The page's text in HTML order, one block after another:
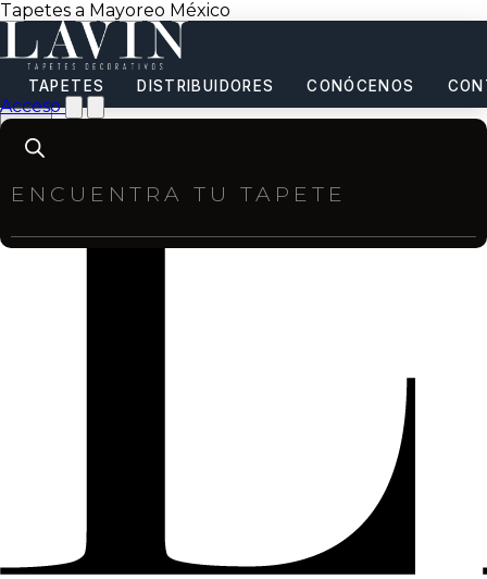
Tapetes a Mayoreo México
TAPETES DISTRIBUIDORES CONÓCENOS
Acceso
Products
search